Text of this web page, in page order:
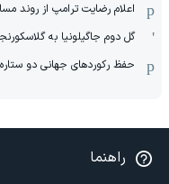
اعلام رضایت ترامپ از روند
گل دوم جاگیلونیا به
حفظ رکوردهای جهانی دو ستاره
راهنما